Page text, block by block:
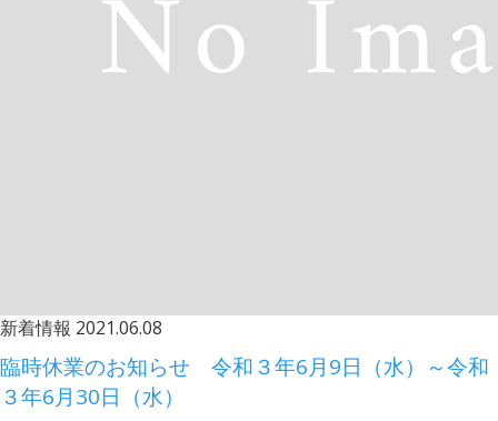
新着情報 2021.06.08
臨時休業のお知らせ 令和３年6月9日（水）～令和
３年6月30日（水）